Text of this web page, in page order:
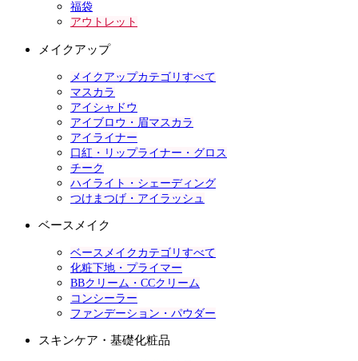
福袋
アウトレット
メイクアップ
メイクアップカテゴリすべて
マスカラ
アイシャドウ
アイブロウ・眉マスカラ
アイライナー
口紅・リップライナー・グロス
チーク
ハイライト・シェーディング
つけまつげ・アイラッシュ
ベースメイク
ベースメイクカテゴリすべて
化粧下地・プライマー
BBクリーム・CCクリーム
コンシーラー
ファンデーション・パウダー
スキンケア・基礎化粧品